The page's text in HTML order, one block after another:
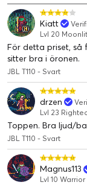
Kiatt
Lvl 20
För detta priset, så
sitter bra i öronen.
JBL T110 - Svart
drzen
Lvl 23
Toppen. Bra ljud/
JBL T110 - Svart
Magnus113
Lvl 10 Warrior